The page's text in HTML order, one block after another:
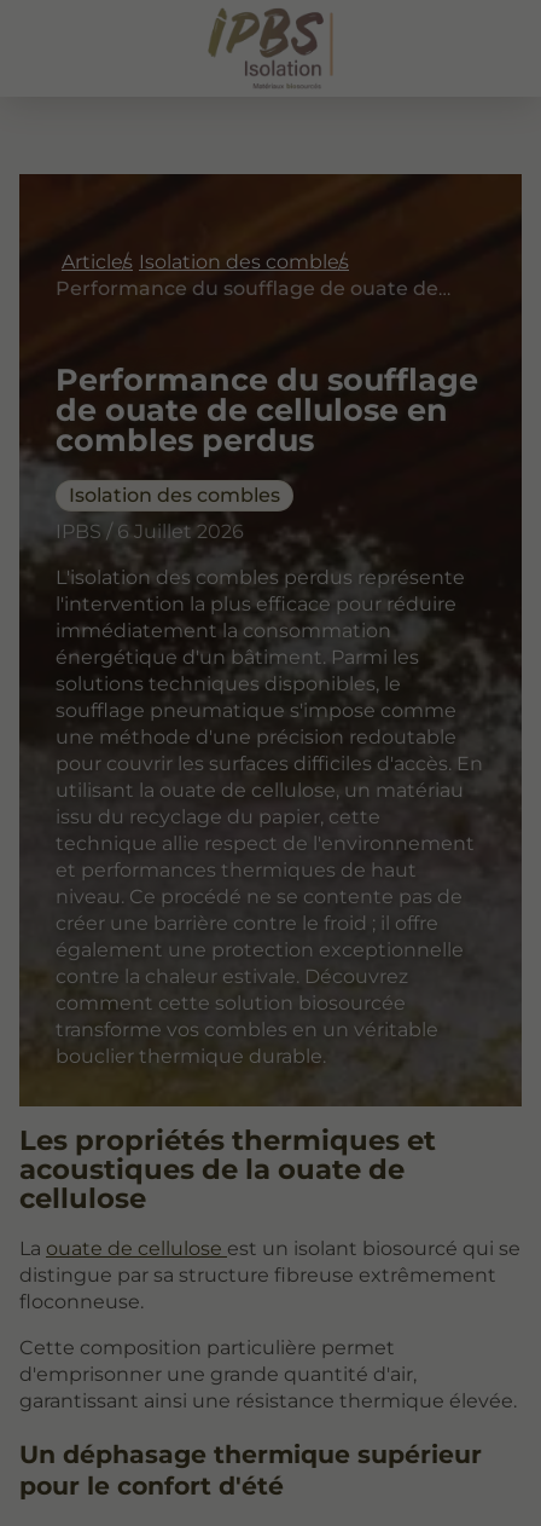
Articles Isolation des combles
Performance du soufflage de ouate de cellulose en combles perdus
Performance du soufflage
de ouate de cellulose en
combles perdus
Isolation des combles
IPBS / 6 Juillet 2026
L'isolation des combles perdus représente
l'intervention la plus efficace pour réduire
immédiatement la consommation
énergétique d'un bâtiment. Parmi les
solutions techniques disponibles, le
soufflage pneumatique s'impose comme
une méthode d'une précision redoutable
pour couvrir les surfaces difficiles d'accès. En
utilisant la ouate de cellulose, un matériau
issu du recyclage du papier, cette
technique allie respect de l'environnement
et performances thermiques de haut
niveau. Ce procédé ne se contente pas de
créer une barrière contre le froid ; il offre
également une protection exceptionnelle
contre la chaleur estivale. Découvrez
comment cette solution biosourcée
transforme vos combles en un véritable
bouclier thermique durable.
Les propriétés thermiques et
acoustiques de la ouate de
cellulose
La ouate de cellulose est un isolant biosourcé qui se
distingue par sa structure fibreuse extrêmement
floconneuse.
Cette composition particulière permet
d'emprisonner une grande quantité d'air,
garantissant ainsi une résistance thermique élevée.
Un déphasage thermique supérieur
pour le confort d'été